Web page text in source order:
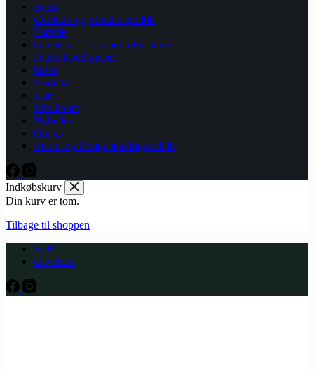
Butik
Cookie- og privatlivspolitik
Forside
Gavekort – Casanova Furniture
Handelsbetingelser
kasse
Kontakt
Kurv
Min konto
Nyheder
Om os
Retur- og tilbagebetalingspolitik
Indkøbskurv
Din kurv er tom.
Tilbage til shoppen
B2B
Gavekort